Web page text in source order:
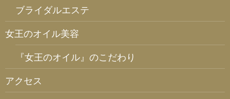
ブライダルエステ
女王のオイル美容
『女王のオイル』のこだわり
アクセス